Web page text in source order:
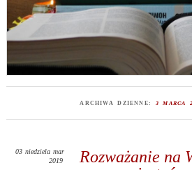
ARCHIWA DZIENNE: 3 MARCA
Rozważanie na
03 niedziela mar
2019